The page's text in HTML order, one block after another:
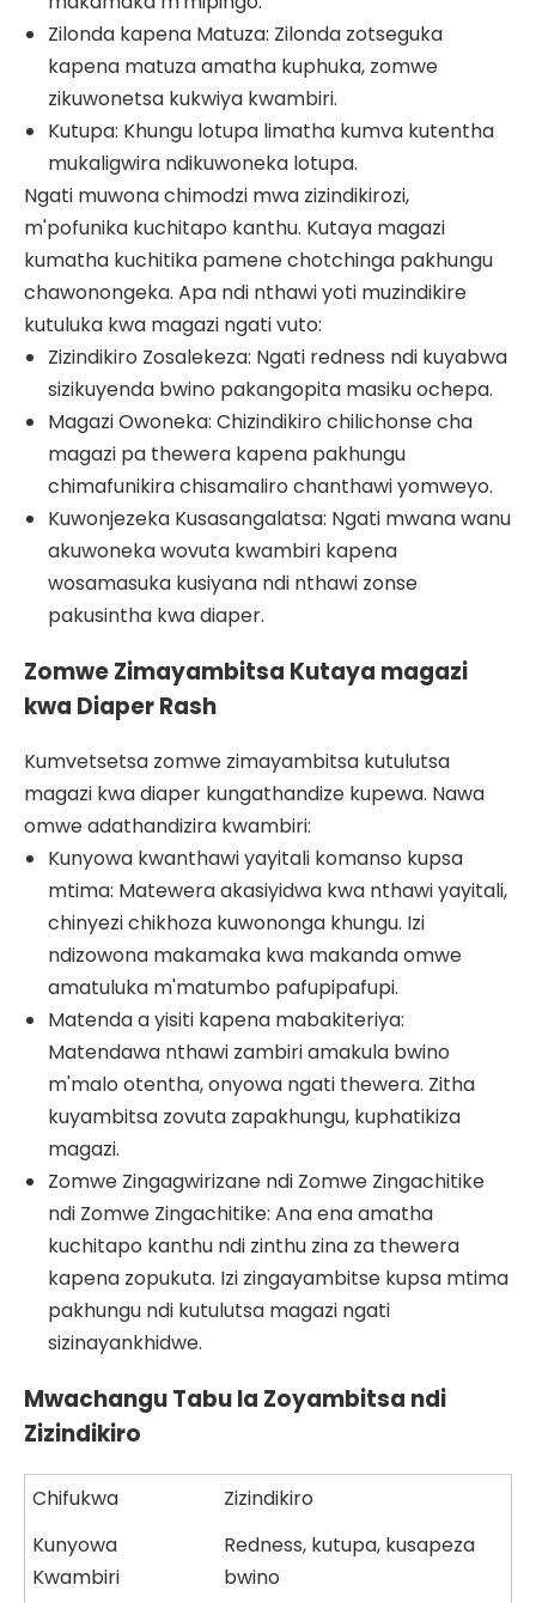
Zilonda kapena Matuza: Zilonda zotseguka
kapena matuza amatha kuphuka, zomwe
zikuwonetsa kukwiya kwambiri.
Kutupa: Khungu lotupa limatha kumva kutentha
mukaligwira ndikuwoneka lotupa.
Ngati muwona chimodzi mwa zizindikirozi,
m'pofunika kuchitapo kanthu. Kutaya magazi
kumatha kuchitika pamene chotchinga pakhungu
chawonongeka. Apa ndi nthawi yoti muzindikire
kutuluka kwa magazi ngati vuto:
Zizindikiro Zosalekeza: Ngati redness ndi kuyabwa
sizikuyenda bwino pakangopita masiku ochepa.
Magazi Owoneka: Chizindikiro chilichonse cha
magazi pa thewera kapena pakhungu
chimafunikira chisamaliro chanthawi yomweyo.
Kuwonjezeka Kusasangalatsa: Ngati mwana wanu
akuwoneka wovuta kwambiri kapena
wosamasuka kusiyana ndi nthawi zonse
pakusintha kwa diaper.
Zomwe Zimayambitsa Kutaya magazi
kwa Diaper Rash
Kumvetsetsa zomwe zimayambitsa kutulutsa
magazi kwa diaper kungathandize kupewa. Nawa
omwe adathandizira kwambiri:
Kunyowa kwanthawi yayitali komanso kupsa
mtima: Matewera akasiyidwa kwa nthawi yayitali,
chinyezi chikhoza kuwononga khungu. Izi
ndizowona makamaka kwa makanda omwe
amatuluka m'matumbo pafupipafupi.
Matenda a yisiti kapena mabakiteriya:
Matendawa nthawi zambiri amakula bwino
m'malo otentha, onyowa ngati thewera. Zitha
kuyambitsa zovuta zapakhungu, kuphatikiza
magazi.
Zomwe Zingagwirizane ndi Zomwe Zingachitike
ndi Zomwe Zingachitike: Ana ena amatha
kuchitapo kanthu ndi zinthu zina za thewera
kapena zopukuta. Izi zingayambitse kupsa mtima
pakhungu ndi kutulutsa magazi ngati
sizinayankhidwe.
Mwachangu Tabu la Zoyambitsa ndi
Zizindikiro
Chifukwa
Zizindikiro
Kunyowa
Kwambiri
Redness, kutupa, kusapeza
bwino